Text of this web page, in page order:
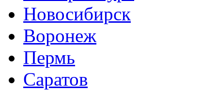
Новосибирск
Воронеж
Пермь
Саратов